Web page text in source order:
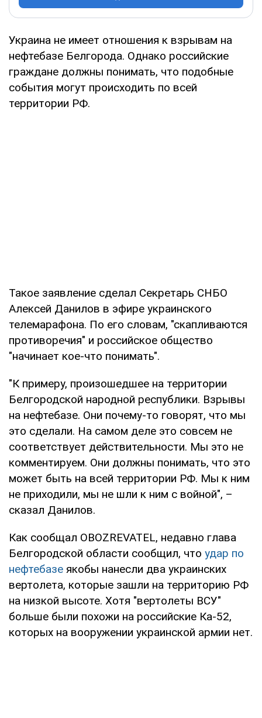
Украина не имеет отношения к взрывам на
нефтебазе Белгорода. Однако российские
граждане должны понимать, что подобные
события могут происходить по всей
территории РФ.
Такое заявление сделал Секретарь СНБО
Алексей Данилов в эфире украинского
телемарафона. По его словам, "скапливаются
противоречия" и российское общество
"начинает кое-что понимать".
"К примеру, произошедшее на территории
Белгородской народной республики. Взрывы
на нефтебазе. Они почему-то говорят, что мы
это сделали. На самом деле это совсем не
соответствует действительности. Мы это не
комментируем. Они должны понимать, что это
может быть на всей территории РФ. Мы к ним
не приходили, мы не шли к ним с войной", –
сказал Данилов.
Как сообщал OBOZREVATEL, недавно глава
Белгородской области сообщил, что удар по
нефтебазе якобы нанесли два украинских
вертолета, которые зашли на территорию РФ
на низкой высоте. Хотя "вертолеты ВСУ"
больше были похожи на российские Ка-52,
которых на вооружении украинской армии нет.